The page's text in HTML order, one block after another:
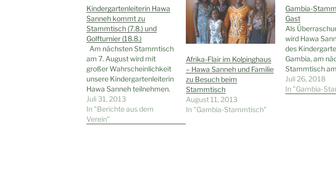
Kindergartenleiterin Hawa
Sanneh kommt zu
Stammtisch (7.8.) und
Golfturnier (18.8.)
Am nächsten Stammtisch
am 7. August wird mit
großer Wahrscheinlichkeit
unsere Kindergartenleiterin
Hawa Sanneh teilnehmen.
Wegen der Hochzeit ihrer
Tochter Shera ist sie dann
in Deutschland. Auch beim
Juli 31, 2013
In "Berichte aus dem
Verein"
Afrika-Flair im Kolpinghaus
– Hawa Sanneh und Familie
zu Besuch beim
Stammtisch
August 11, 2013
In "Gambia-Stammtisch"
Gambia-
Gast
Als
wird Hawa
des
Gambia, am
Stammtisch
2018 im
Wattenscheid
Juli 26, 2018
In "Gambia-